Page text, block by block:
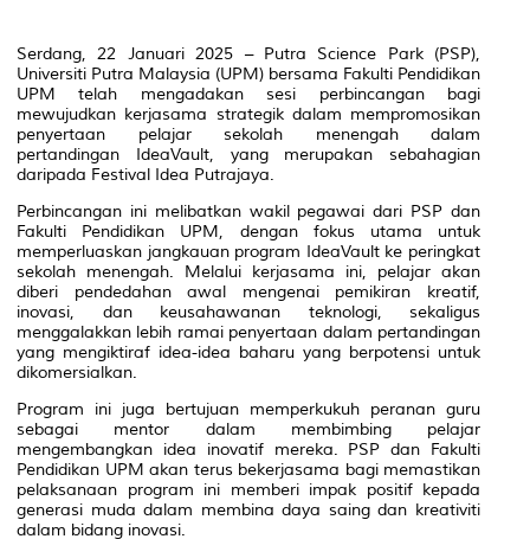
Serdang, 22 Januari 2025 – Putra Science Park (PSP),
Universiti Putra Malaysia (UPM) bersama Fakulti Pendidikan
UPM telah mengadakan sesi perbincangan bagi
mewujudkan kerjasama strategik dalam mempromosikan
penyertaan pelajar sekolah menengah dalam
pertandingan IdeaVault, yang merupakan sebahagian
daripada Festival Idea Putrajaya.
Perbincangan ini melibatkan wakil pegawai dari PSP dan
Fakulti Pendidikan UPM, dengan fokus utama untuk
memperluaskan jangkauan program IdeaVaultke peringkat
sekolah menengah. Melalui kerjasama ini, pelajar akan
diberi pendedahan awal mengenai pemikiran kreatif,
inovasi, dan keusahawanan teknologi, sekaligus
menggalakkan lebih ramai penyertaan dalam pertandingan
yang mengiktiraf idea-idea baharu yang berpotensi untuk
dikomersialkan.
Program ini juga bertujuan memperkukuh peranan guru
sebagai mentor dalam membimbing pelajar
mengembangkan idea inovatif mereka. PSP dan Fakulti
Pendidikan UPM akan terus bekerjasama bagi memastikan
pelaksanaan program ini memberi impak positif kepada
generasi muda dalam membina daya saing dan kreativiti
dalam bidang inovasi.